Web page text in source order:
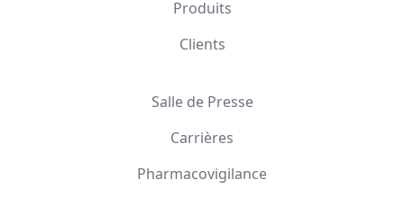
Produits
Clients
Salle de Presse
Carrières
Pharmacovigilance